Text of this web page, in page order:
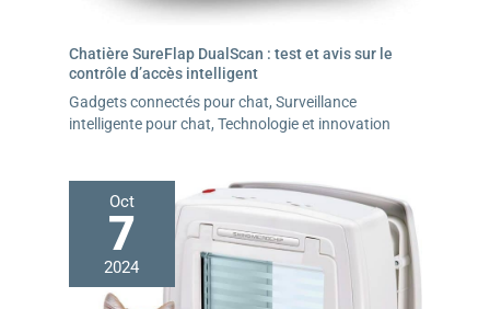
Chatière SureFlap DualScan : test et avis sur le
contrôle d’accès intelligent
Gadgets connectés pour chat, Surveillance
intelligente pour chat, Technologie et innovation
Oct
7
2024